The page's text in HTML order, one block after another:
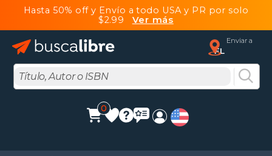
Hasta 50% off y Envío a todo USA y PR por solo
$2.99 Ver más
Enviar a
FL
0